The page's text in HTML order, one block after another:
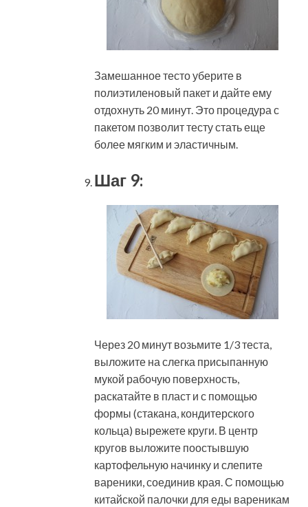
Замешанное тесто уберите в
полиэтиленовый пакет и дайте ему
отдохнуть 20 минут. Это процедура с
пакетом позволит тесту стать еще
более мягким и эластичным.
Шаг 9:
Через 20 минут возьмите 1/3 теста,
выложите на слегка присыпанную
мукой рабочую поверхность,
раскатайте в пласт и с помощью
формы (стакана, кондитерского
кольца) вырежете круги. В центр
кругов выложите поостывшую
картофельную начинку и слепите
вареники, соединив края. С помощью
китайской палочки для еды вареникам